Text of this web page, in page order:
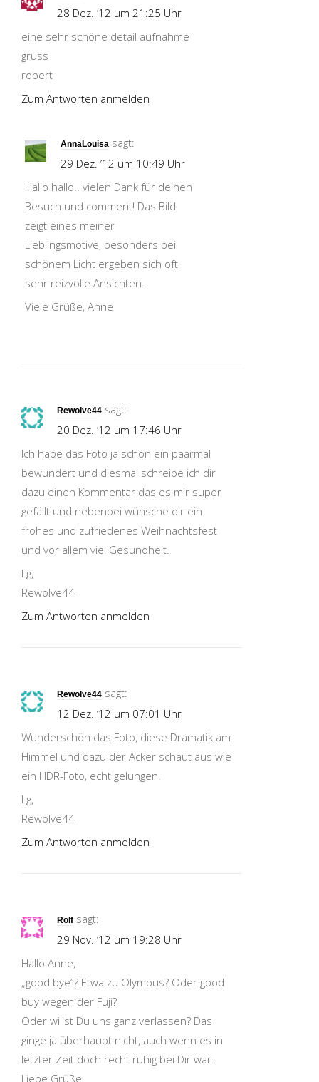
28 Dez. ’12 um 21:25 Uhr
eine sehr schöne detail aufnahme
gruss
robert
Zum Antworten anmelden
AnnaLouisa sagt:
29 Dez. ’12 um 10:49 Uhr
Hallo hallo.. vielen Dank für deinen
Besuch und comment! Das Bild
zeigt eines meiner
Lieblingsmotive, besonders bei
schönem Licht ergeben sich oft
sehr reizvolle Ansichten.
Viele Grüße, Anne
Rewolve44 sagt:
20 Dez. ’12 um 17:46 Uhr
Ich habe das Foto ja schon ein paarmal
bewundert und diesmal schreibe ich dir
dazu einen Kommentar das es mir super
gefällt und nebenbei wünsche dir ein
frohes und zufriedenes Weihnachtsfest
und vor allem viel Gesundheit.
Lg,
Rewolve44
Zum Antworten anmelden
Rewolve44 sagt:
12 Dez. ’12 um 07:01 Uhr
Wunderschön das Foto, diese Dramatik am
Himmel und dazu der Acker schaut aus wie
ein HDR-Foto, echt gelungen.
Lg,
Rewolve44
Zum Antworten anmelden
Rolf sagt:
29 Nov. ’12 um 19:28 Uhr
Hallo Anne,
„good bye“? Etwa zu Olympus? Oder good
buy wegen der Fuji?
Oder willst Du uns ganz verlassen? Das
ginge ja überhaupt nicht, auch wenn es in
letzter Zeit doch recht ruhig bei Dir war.
Liebe Grüße